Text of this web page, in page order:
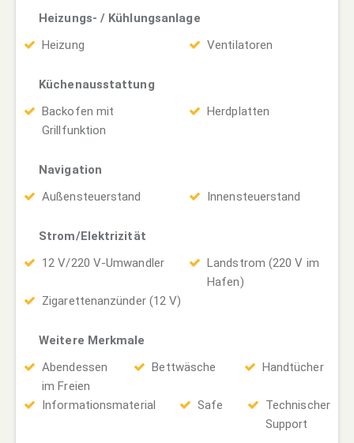
Heizungs- / Kühlungsanlage
Heizung
Ventilatoren
Küchenausstattung
Backofen mit
Grillfunktion
Herdplatten
Navigation
Außensteuerstand
Innensteuerstand
Strom/Elektrizität
12 V/220 V-Umwandler
Landstrom (220 V im
Hafen)
Zigarettenanzünder (12 V)
Weitere Merkmale
Abendessen
im Freien
Bettwäsche Handtücher
Informationsmaterial Safe
Technischer
Support